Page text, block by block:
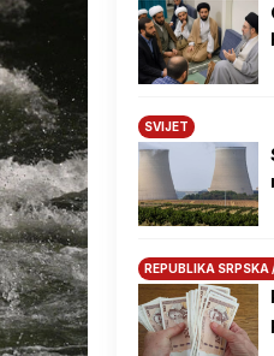
SVIJET
REPUBLIKA SRPSKA